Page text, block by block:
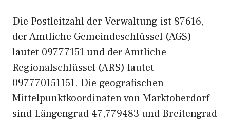
Die Postleitzahl der Verwaltung ist 87616,
der Amtliche Gemeindeschlüssel (AGS)
lautet 09777151 und der Amtliche
Regionalschlüssel (ARS) lautet
097770151151. Die geografischen
Mittelpunktkoordinaten von Marktoberdorf
sind Längengrad 47,779483 und Breitengrad